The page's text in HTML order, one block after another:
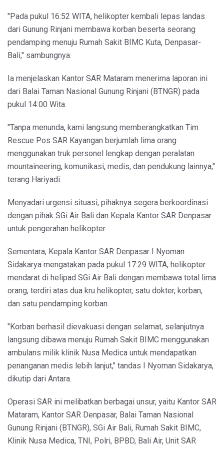
"Pada pukul 16:52 WITA, helikopter kembali lepas landas
dari Gunung Rinjani membawa korban beserta seorang
pendamping menuju Rumah Sakit BIMC Kuta, Denpasar-
Bali," sambungnya.
Ia menjelaskan Kantor SAR Mataram menerima laporan ini
dari Balai Taman Nasional Gunung Rinjani (BTNGR) pada
pukul 14:00 Wita.
"Tanpa menunda, kami langsung memberangkatkan Tim
Rescue Pos SAR Kayangan berjumlah lima orang
menggunakan truk personel lengkap dengan peralatan
mountaineering, komunikasi, medis, dan pendukung lainnya,"
terang Hariyadi.
Menyadari urgensi situasi, pihaknya segera berkoordinasi
dengan pihak SGi Air Bali dan Kepala Kantor SAR Denpasar
untuk pengerahan helikopter.
Sementara, Kepala Kantor SAR Denpasar I Nyoman
Sidakarya mengatakan pada pukul 17:29 WITA, helikopter
mendarat di helipad SGi Air Bali dengan membawa total lima
orang, terdiri atas dua kru helikopter, satu dokter, korban,
dan satu pendamping korban.
"Korban berhasil dievakuasi dengan selamat, selanjutnya
langsung dibawa menuju Rumah Sakit BIMC menggunakan
ambulans milik klinik Nusa Medica untuk mendapatkan
penanganan medis lebih lanjut," tandas I Nyoman Sidakarya,
dikutip dari Antara.
Operasi SAR ini melibatkan berbagai unsur, yaitu Kantor SAR
Mataram, Kantor SAR Denpasar, Balai Taman Nasional
Gunung Rinjani (BTNGR), SGi Air Bali, Rumah Sakit BIMC,
Klinik Nusa Medica, TNI, Polri, BPBD, Bali Air, Unit SAR